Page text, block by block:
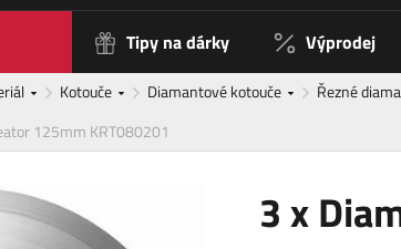
Tipy na dárky Výprodej
Kotouče Diamantové kotouče Řezné
125mm KRT080201
3 x